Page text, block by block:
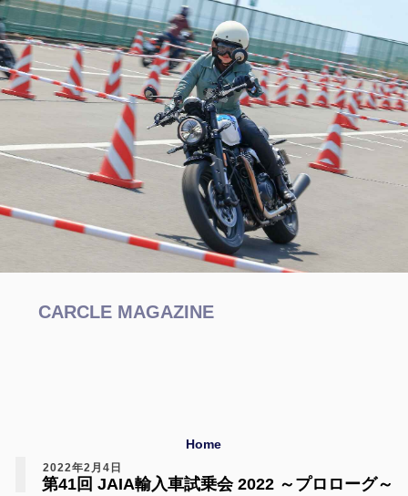
CARCLE MAGAZINE
Home
2022年2月4日
第41回 JAIA輸入車試乗会 2022 ～プロローグ～